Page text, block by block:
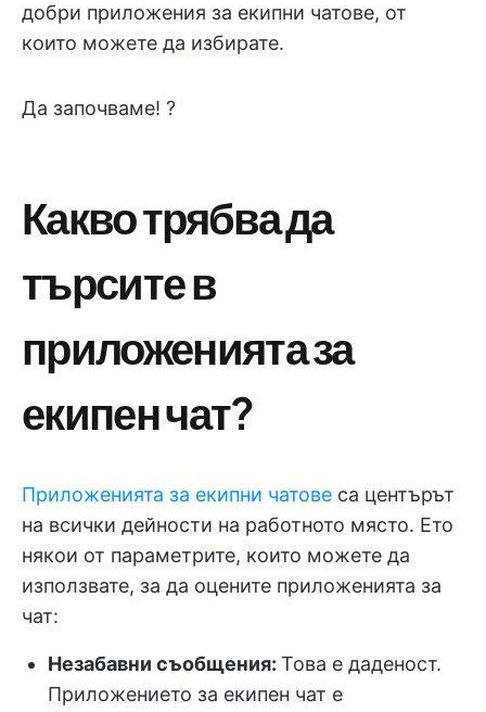
добри приложения за екипни чатове, от
които можете да избирате.
Да започваме! ?
Какво трябва да
търсите в
приложенията за
екипен чат?
Приложенията за екипни чатове са центърът
на всички дейности на работното място. Ето
някои от параметрите, които можете да
използвате, за да оцените приложенията за
чат:
Незабавни съобщения: Това е даденост.
Приложението за екипен чат е